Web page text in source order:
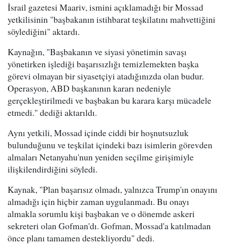
İsrail gazetesi Maariv, ismini açıklamadığı bir Mossad
yetkilisinin "başbakanın istihbarat teşkilatını mahvettiğini
söylediğini" aktardı.
Kaynağın, "Başbakanın ve siyasi yönetimin savaşı
yönetirken işlediği başarısızlığı temizlemekten başka
görevi olmayan bir siyasetçiyi atadığınızda olan budur.
Operasyon, ABD başkanının kararı nedeniyle
gerçekleştirilmedi ve başbakan bu karara karşı mücadele
etmedi." dediği aktarıldı.
Aynı yetkili, Mossad içinde ciddi bir hoşnutsuzluk
bulunduğunu ve teşkilat içindeki bazı isimlerin görevden
almaları Netanyahu'nun yeniden seçilme girişimiyle
ilişkilendirdiğini söyledi.
Kaynak, "Plan başarısız olmadı, yalnızca Trump'ın onayını
almadığı için hiçbir zaman uygulanmadı. Bu onayı
almakla sorumlu kişi başbakan ve o dönemde askeri
sekreteri olan Gofman'dı. Gofman, Mossad'a katılmadan
önce planı tamamen destekliyordu" dedi.